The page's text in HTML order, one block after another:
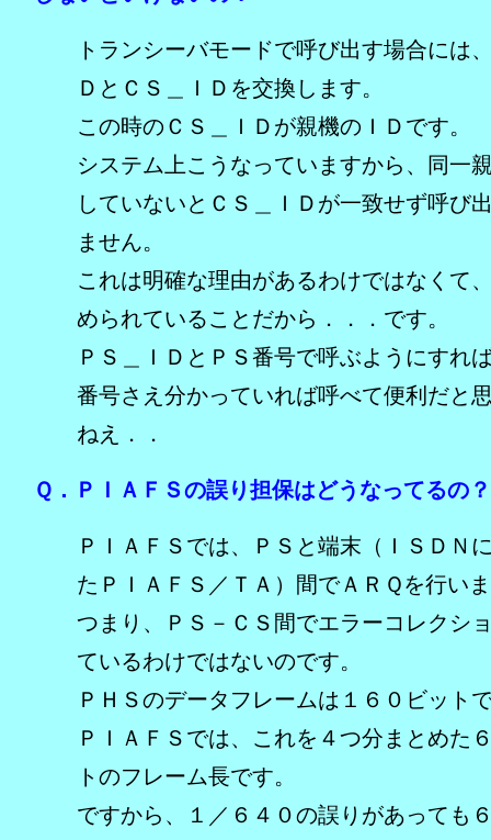
トランシーバモードで呼び出す場合には
ＤとＣＳ＿ＩＤを交換します。
この時のＣＳ＿ＩＤが親機のＩＤです。
システム上こうなっていますから、同一
していないとＣＳ＿ＩＤが一致せず呼び
ません。
これは明確な理由があるわけではなくて
められていることだから．．．です。
ＰＳ＿ＩＤとＰＳ番号で呼ぶようにすれ
番号さえ分かっていれば呼べて便利だと
ねえ．．
Ｑ．ＰＩＡＦＳの誤り担保はどうなってるの？
ＰＩＡＦＳでは、ＰＳと端末（ＩＳＤＮ
たＰＩＡＦＳ／ＴＡ）間でＡＲＱを行い
つまり、ＰＳ－ＣＳ間でエラーコレクシ
ているわけではないのです。
ＰＨＳのデータフレームは１６０ビット
ＰＩＡＦＳでは、これを４つ分まとめた
トのフレーム長です。
ですから、１／６４０の誤りがあっても